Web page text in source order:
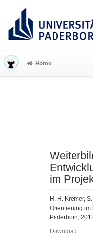
Home
im
H.-H. Kremer,
Orientierung im
Paderborn,
Download